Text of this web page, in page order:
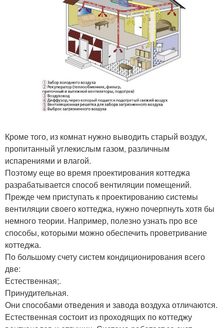
Кроме того, из комнат нужно выводить старый воздух,
пропитанный углекислым газом, различным
испарениями и влагой.
Поэтому еще во время проектирования коттеджа
разрабатывается способ вентиляции помещений.
Прежде чем приступать к проектированию системы
вентиляции своего коттеджа, нужно почерпнуть хотя бы
немного теории. Например, полезно узнать про все
способы, которыми можно обеспечить проветривание
коттеджа.
По большому счету систем кондиционирования всего
две:
Естественная;.
Принудительная.
Они способами отведения и завода воздуха отличаются.
Естественная состоит из проходящих по коттеджу